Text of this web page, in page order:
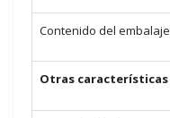
Contenido del embalaje
Otras características